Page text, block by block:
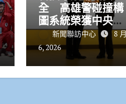
全 高雄警碰撞構
圖系統榮獲中央肯
定 新聞聯訪中心
8 月
6, 2026